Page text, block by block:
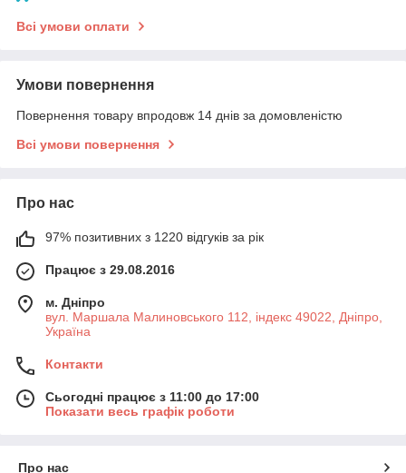
Всі умови оплати
Умови повернення
Повернення товару впродовж 14 днів за домовленістю
Всі умови повернення
Про нас
97% позитивних з 1220 відгуків за рік
Працює з 29.08.2016
м. Дніпро
вул. Маршала Малиновського 112, індекс 49022, Дніпро,
Україна
Контакти
Сьогодні працює з 11:00 до 17:00
Показати весь графік роботи
Про нас